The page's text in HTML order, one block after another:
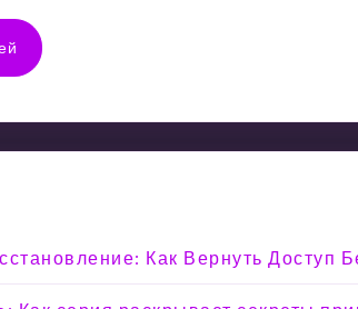
Как Вернуть Доступ